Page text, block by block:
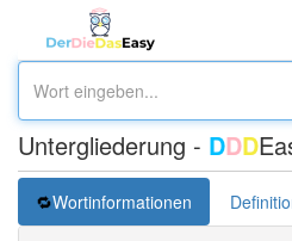
Untergliederung - DDD
Wortinformationen